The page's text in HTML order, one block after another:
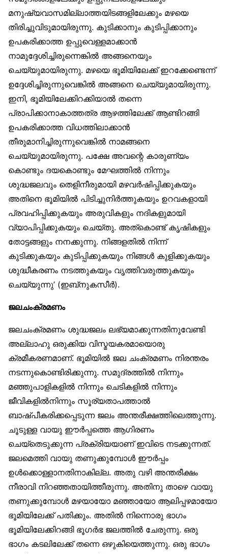
മനുഷ്യവാസമില്ലാത്തയിടങ്ങളിലേക്കും മഴയെ
തിരിച്ചുവിടുമായിരുന്നു. കുടിക്കാനും കുടിപ്പിക്കാനും
ഉപകരിക്കാത്ത ഉപ്പുവെള്ളമാക്കാൻ
നാമുദ്ദേശിച്ചിരുന്നെങ്കിൽ അങ്ങനെയും
ചെയ്യുമായിരുന്നു. മഴയെ ഭൂമിയിലേക്ക് ഇറക്കേണ്ടെന്ന്
ഉദ്ദേശിച്ചിരുന്നുവെങ്കിൽ അങ്ങനെ ചെയ്യുമായിരുന്നു.
ഇനി, ഭൂമിയിലേക്കിറക്കിയാൽ തന്നെ
പ്രാപിക്കാനാകാത്തത്ര ആഴത്തിലേക്ക് ആണ്ടിറങ്ങി
ഉപകരിക്കാത്ത വിധത്തിലാക്കാൻ
തീരുമാനിച്ചിരുന്നുവെങ്കിൽ നാമങ്ങനെ
ചെയ്യുമായിരുന്നു. പക്ഷേ അവന്റെ കാരുണ്യം
കൊണ്ടും ദയകൊണ്ടും മേഘത്തിൽ നിന്നും
ശുദ്ധജലവും തെളിനീരുമായി മഴവർഷിപ്പിക്കുകയും
അതിനെ ഭൂമിയിൽ പിടിച്ചുനിർത്തുകയും ഉറവകളായി
പ്രവഹിപ്പിക്കുകയും അരുവികളും നദികളുമായി
വ്യാപിപ്പിക്കുകയും ചെയ്തു. അത്‌കൊണ്ട് കൃഷികളും
തോട്ടങ്ങളും നനക്കുന്നു. നിങ്ങളതിൽ നിന്ന്
കുടിക്കുകയും കുടിപ്പിക്കുകയും നിങ്ങൾ കുളിക്കുകയും
ശുദ്ധീകരണം നടത്തുകയും വൃത്തിവരുത്തുകയും
ചെയ്യുന്നു’ (ഇബ്‌നുകസീർ).
ജലചംക്രമണം
ജലചംക്രമണം ശുദ്ധജലം ലഭ്യമാക്കുന്നതിനുവേണ്ടി
അല്ലാഹു ഒരുക്കിയ വിസ്മയകരമായൊരു
ക്രമീകരണമാണ്. ഭൂമിയിൽ ജല ചംക്രമണം നിരന്തരം
നടന്നുകൊണ്ടിരിക്കുന്നു. സമുദ്രത്തിൽ നിന്നും
മഞ്ഞുപാളികളിൽ നിന്നും ചെടികളിൽ നിന്നും
ജീവികളിൽനിന്നും സൂര്യതാപത്താൽ
ബാഷ്പീകരിക്കപ്പെടുന്ന ജലം അന്തരീക്ഷത്തിലെത്തുന്നു.
ചൂടുള്ള വായു ഈർപ്പത്തെ ആഗിരണം
ചെയ്‌തെടുക്കുന്ന പ്രക്രിയയാണ് ഇവിടെ നടക്കുന്നത്.
ജലമെത്തി വായു തണുക്കുമ്പോൾ ഈർപ്പം
ഉൾക്കൊള്ളാനതിനാകില്ല. അതു വഴി അന്തരീക്ഷം
നീരാവി നിറഞ്ഞതായിത്തീരുന്നു. അതിനു താഴെ വായു
തണുക്കുമ്പോൾ മഴയായോ മഞ്ഞായോ ആലിപ്പഴമായോ
ഭൂമിയിലേക്ക് പതിക്കും. അതിൽ നിന്നൊരു ഭാഗം
ഭൂമിയിലേക്കിറങ്ങി ഭൂഗർഭ ജലത്തിൽ ചേരുന്നു. ഒരു
ഭാഗം കടലിലേക്ക് തന്നെ ഒഴുകിയെത്തുന്നു. ഒരു ഭാഗം